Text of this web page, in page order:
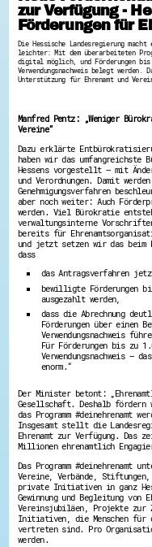
mit
zur Verfügung -
Förderungen für
Die Hessische Landesregierung
leichter: Mit dem überarbeiteten
digital möglich, und Förderungen bis
Verwendungsnachweis belegt werden.
Unterstützung für Ehrenamt und
Manfred Pentz: „Weniger
Vereine“
Dazu erklärte
haben wir das umfangreichste
Hessens vorgestellt – mit
und Verordnungen. Damit
Genehmigungsverfahren
aber noch weiter: Auch
werden. Viel Bürokratie
verwaltungsinterne
bereits für
und jetzt setzen wir das beim
dass
das Antragsverfahren
bewilligte Förderungen
ausgezahlt werden,
dass die Abrechnung
Förderungen über einen
Verwendungsnachweis
Für Förderungen bis zu
Verwendungsnachweis –
enorm.“
Der Minister betont:
Gesellschaft. Deshalb
das Programm #deinehrenamt
Insgesamt stellt die
Ehrenamt zur Verfügung.
Millionen ehrenamtlich
Das Programm #deinehrenamt
Vereine, Verbände,
private Initiativen in ganz
Gewinnung und Begleitung von
Vereinsjubiläen, Projekte zur
Initiativen, die Menschen für
vertreten sind. Pro
werden.